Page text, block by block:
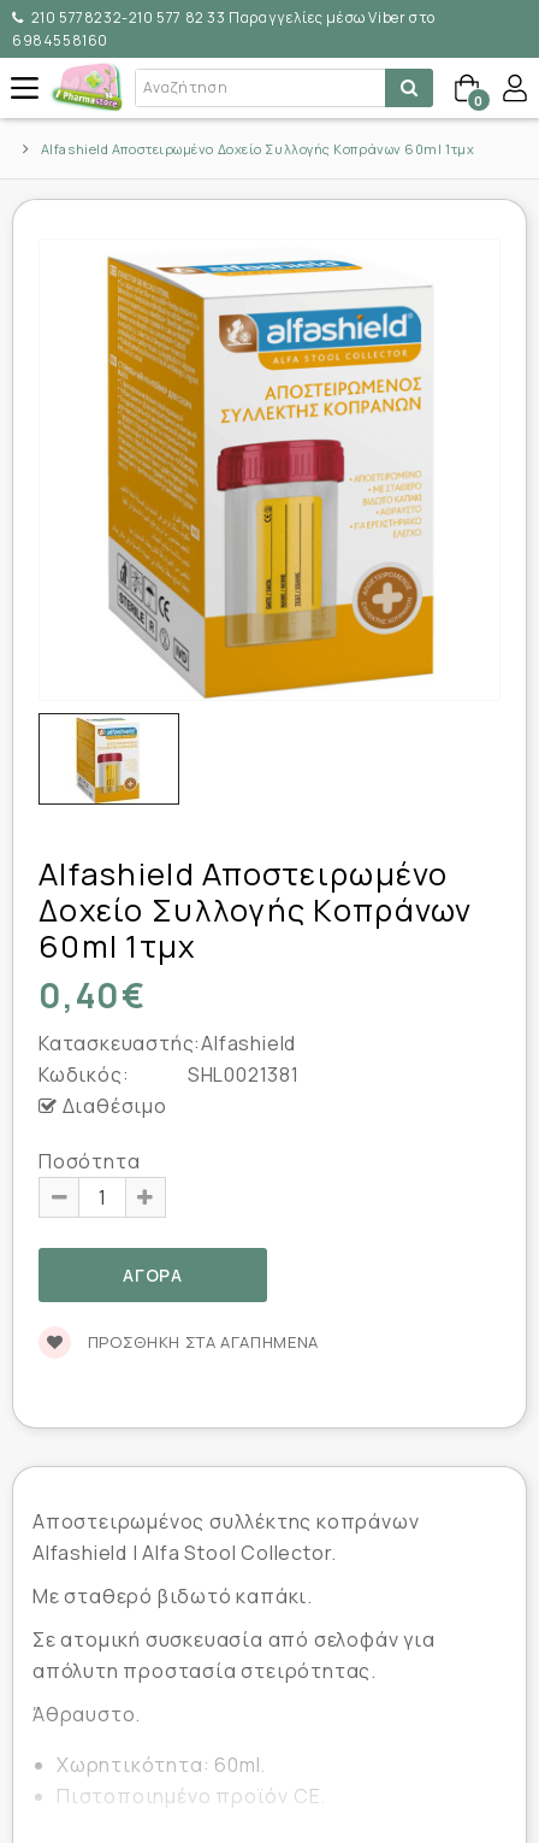
210 5778232-210 577 82 33 Παραγγελίες μέσω Viber στο
6984558160
0
Alfashield Αποστειρωμένο Δοχείο Συλλογής Κοπράνων 60ml 1τμχ
Alfashield Αποστειρωμένο
Δοχείο Συλλογής Κοπράνων
60ml 1τμχ
0,40€
Κατασκευαστής:Alfashield
Κωδικός:
SHL0021381
Διαθέσιμο
Ποσότητα
ΠΡΟΣΘΉΚΗ ΣΤΑ ΑΓΑΠΗΜΈΝΑ
Αποστειρωμένος συλλέκτης κοπράνων
Alfashield | Alfa Stool Collector.
Με σταθερό βιδωτό καπάκι.
Σε ατομική συσκευασία από σελοφάν για
απόλυτη προστασία στειρότητας.
Άθραυστο.
Χωρητικότητα: 60ml.
Πιστοποιημένο προϊόν CE.